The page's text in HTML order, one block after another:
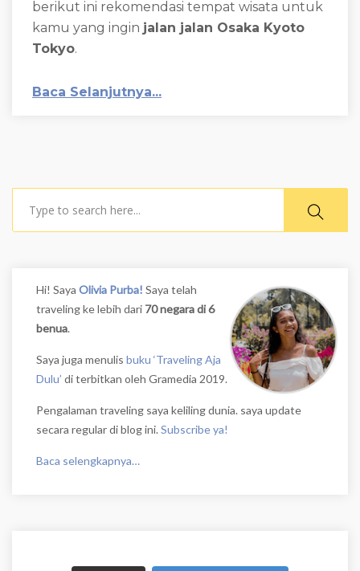
berikut ini rekomendasi tempat wisata untuk
kamu yang ingin jalan jalan Osaka Kyoto
Tokyo.
Baca Selanjutnya...
Hi! Saya Olivia Purba! Saya telah
traveling ke lebih dari 70 negara di 6
benua.
Saya juga menulis buku ‘Traveling Aja
Dulu’ di terbitkan oleh Gramedia 2019.
Pengalaman traveling saya keliling dunia. saya update
secara regular di blog ini. Subscribe ya!
Baca selengkapnya…